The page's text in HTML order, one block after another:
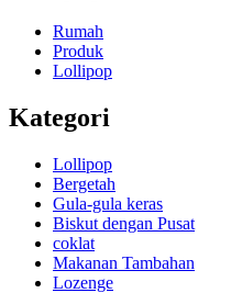
Rumah
Produk
Lollipop
Kategori
Lollipop
Bergetah
Gula-gula keras
Biskut dengan Pusat
coklat
Makanan Tambahan
Lozenge